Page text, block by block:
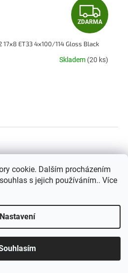
cookie. Dalším procházením
s jejich používáním.. Více
Nastavení
Z
D
A
ZDARMA
17x8 ET33 4x100/114 Gloss Black
Skladem (20 ks)